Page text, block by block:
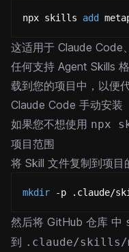
npx skills add
这适用于 Claude Code
任何支持 Agent Skills
载到您的项目中，以便
Claude Code 手动安装
如果您不想使用 npx
项目范围
将 Skill 文件复制到项目
mkdir -p .claude/
然后将 GitHub 仓库 中
到 .claude/skills/